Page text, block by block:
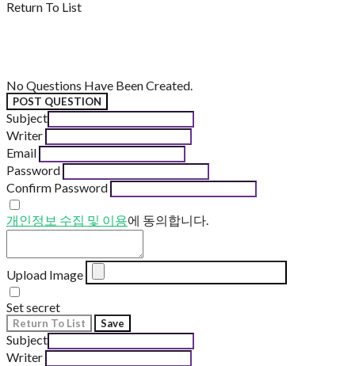
Return To List
No Questions Have Been Created.
POST QUESTION
Subject
Writer
Email
Password
Confirm Password
개인정보 수집 및 이용에 동의합니다.
Upload Image
Set secret
Return To List Save
Subject
Writer